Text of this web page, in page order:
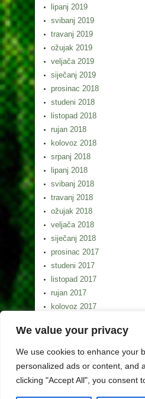
We value your privacy
We use cookies to enhance your
personalized ads or content, and
clicking "Accept All", you consent
lipanj 2019
svibanj 2019
travanj 2019
ožujak 2019
veljača 2019
siječanj 2019
prosinac 2018
studeni 2018
listopad 2018
rujan 2018
kolovoz 2018
srpanj 2018
lipanj 2018
svibanj 2018
travanj 2018
ožujak 2018
veljača 2018
siječanj 2018
prosinac 2017
studeni 2017
listopad 2017
rujan 2017
kolovoz 2017
lipanj 2017
svibanj 2017